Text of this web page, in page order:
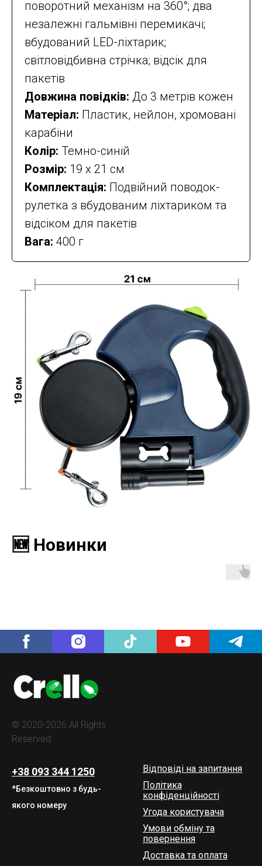
поворотний механізм на 360°; два
незалежні гальмівні перемикачі;
вбудований LED-ліхтарик;
світловідбивна стрічка; відсік для
пакетів
Довжина повідків: До 3 метрів кожен
Матеріал: Пластик, нейлон, хромовані
карабіни
Колір: Темно-синій
Розмір: 19 х 21 см
Комплектація: Подвійний поводок-
рулетка з вбудованим ліхтариком та
відсіком для пакетів
Вага: 400 г
🆕 Новинки
© 2020-2026 All Rights
Reserved
+38 093 344 1250
*Безкоштовно з будь-
якого номеру
Відповіді на запитання
Політика
конфіденційності
Угода користувача
Умови обміну та
повернення
Доставка та оплата